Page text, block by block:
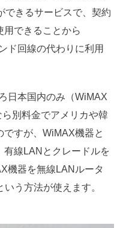
できるサービスで、契約
用できることから
ド回線の代わりに利用
日本国内のみ（WiMAX
別料金でアメリカや韓
すが、WiMAX機器と
有線LANとクレードルを
機器を無線LANルータ
う方法が使えます。